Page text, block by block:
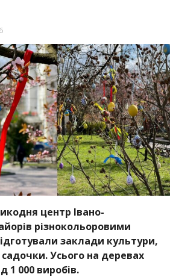
центр Івано-
різнокольоровими
заклади культури,
Усього на деревах
1 000 виробів.